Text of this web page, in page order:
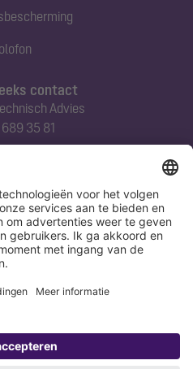
contact
Advies
35 81
onze nieuwsbrief
Nu aanmelden
Colofon